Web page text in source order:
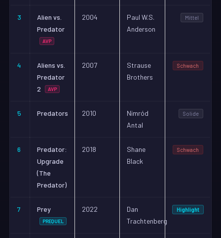
3
Alien vs.
Predator
AVP
2004
Paul W.S.
Anderson
Mittel
4
Aliens vs.
Predator
2
AVP
2007
Strause
Brothers
Schwach
5 Predators 2010
Nimród
Antal
Solide
6
Predator:
Upgrade
(The
Predator)
2018
Shane
Black
Schwach
7 Prey
PREQUEL
2022
Dan
Trachtenberg
Highlight